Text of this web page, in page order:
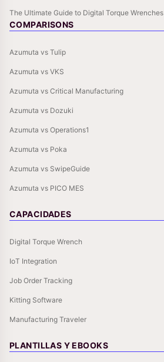
The Ultimate Guide to Digital Torque Wrenches
COMPARISONS
Azumuta vs Tulip
Azumuta vs VKS
Azumuta vs Critical Manufacturing
Azumuta vs Dozuki
Azumuta vs Operations1
Azumuta vs Poka
Azumuta vs SwipeGuide
Azumuta vs PICO MES
CAPACIDADES
Digital Torque Wrench
IoT Integration
Job Order Tracking
Kitting Software
Manufacturing Traveler
PLANTILLAS Y EBOOKS